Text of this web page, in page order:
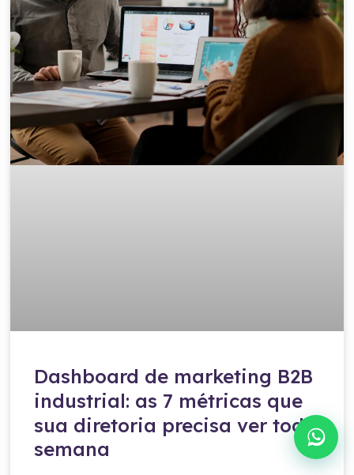
Dashboard de marketing B2B
industrial: as 7 métricas que
sua diretoria precisa ver toda
semana